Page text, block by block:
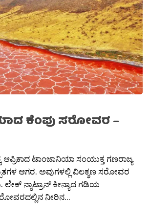
ಕೆಂಪು ಸರೋವರ –
ಆಪ್ರಿಕಾದ ಟಾಂಜಾನಿಯಾ ಸಂಯುಕ್ತ ಗಣರಾಜ್ಯ
ಆಗರ. ಅವುಗಳಲ್ಲಿ ವಿಲಕ್ಶಣ ಸರೋವರ
ಲೇಕ್ ನ್ಯಾಟ್ರಾನ್ ಕೀನ್ಯಾದ ಗಡಿಯ
ನೀರಿನ...